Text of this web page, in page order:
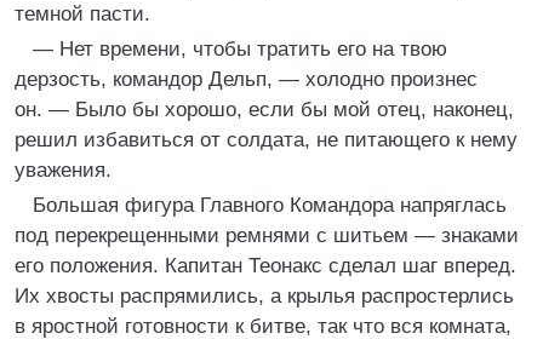
темной пасти.
— Нет времени, чтобы тратить его на твою
дерзость, командор Дельп, — холодно произнес
он. — Было бы хорошо, если бы мой отец, наконец,
решил избавиться от солдата, не питающего к нему
уважения.
Большая фигура Главного Командора напряглась
под перекрещенными ремнями с шитьем — знаками
его положения. Капитан Теонакс сделал шаг вперед.
Их хвосты распрямились, а крылья распростерлись
в яростной готовности к битве, так что вся комната,